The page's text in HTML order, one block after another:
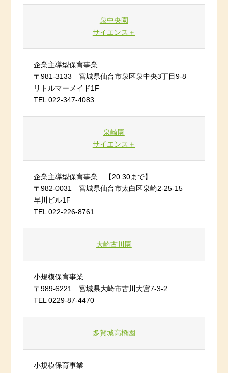
泉中央園
サイエンス＋
企業主導型保育事業
〒981-3133 宮城県仙台市泉区泉中央3丁目9-8
リトルマーメイド1F
TEL 022-347-4083
泉崎園
サイエンス＋
企業主導型保育事業 【20:30まで】
〒982-0031 宮城県仙台市太白区泉崎2-25-15
早川ビル1F
TEL 022-226-8761
大崎古川園
小規模保育事業
〒989-6221 宮城県大崎市古川大宮7-3-2
TEL 0229-87-4470
多賀城高橋園
小規模保育事業